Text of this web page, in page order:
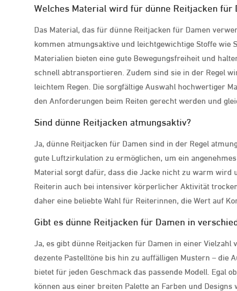
Welches Material wird für dünne Reitjacken für
Das Material, das für dünne Reitjacken für Damen
kommen atmungsaktive und leichtgewichtige Stoffe wie
Materialien bieten eine gute Bewegungsfreiheit und
schnell abtransportieren. Zudem sind sie in der Regel
leichtem Regen. Die sorgfältige Auswahl hochwertiger
den Anforderungen beim Reiten gerecht werden und
Sind dünne Reitjacken atmungsaktiv?
Ja, dünne Reitjacken für Damen sind in der Regel
gute Luftzirkulation zu ermöglichen, um ein
Material sorgt dafür, dass die Jacke nicht zu warm
Reiterin auch bei intensiver körperlicher Aktivität
daher eine beliebte Wahl für Reiterinnen, die Wert auf
Gibt es dünne Reitjacken für Damen in
Ja, es gibt dünne Reitjacken für Damen in einer
dezente Pastelltöne bis hin zu auffälligen Mustern – die
bietet für jeden Geschmack das passende Modell. Egal
können aus einer breiten Palette an Farben und